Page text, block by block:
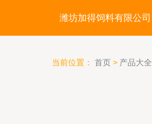
潍坊加得饲料有限公司
当前位置： 首页 > 产品大全